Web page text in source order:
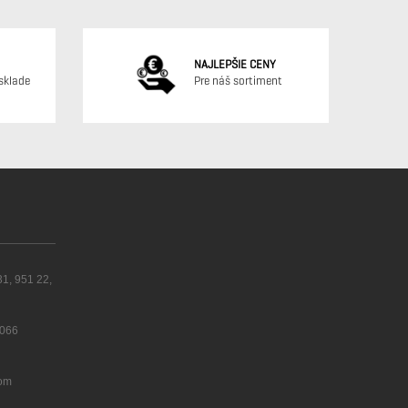
NAJLEPŠIE CENY
Pre náš sortiment
951 22,